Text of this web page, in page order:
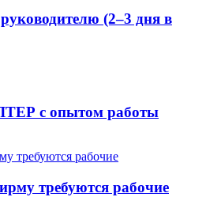
(2–3 дня в
с опытом работы
требуются рабочие